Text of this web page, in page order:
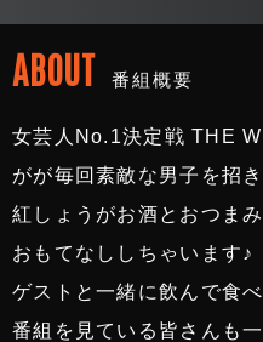
ABOUT 番組概要
女芸人No.1決定戦 THE
がが毎回素敵な男子を招
紅しょうがお酒とおつま
おもてなししちゃいます♪
ゲストと一緒に飲んで食
番組を見ている皆さんも